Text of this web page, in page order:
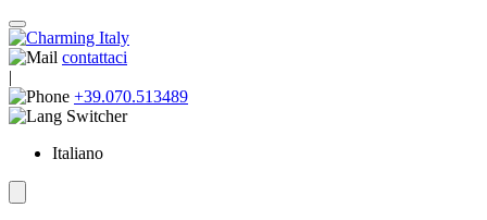
contattaci
|
+39.070.513489
Italiano